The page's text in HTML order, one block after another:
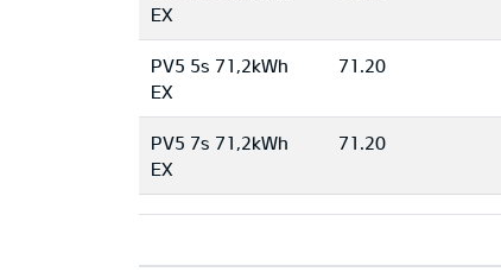
EX
PV5 5s 71,2kWh
EX
71.20
PV5 7s 71,2kWh
EX
71.20